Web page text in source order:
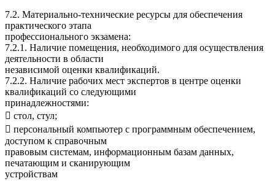
7.2. Материально-технические ресурсы для обеспечения
практического этапа
профессионального экзамена:
7.2.1. Наличие помещения, необходимого для осуществления
деятельности в области
независимой оценки квалификаций.
7.2.2. Наличие рабочих мест экспертов в центре оценки
квалификаций со следующими
принадлежностями:
 стол, стул;
 персональный компьютер с программным обеспечением,
доступом к справочным
правовым системам, информационным базам данных,
печатающим и сканирующим
устройствам